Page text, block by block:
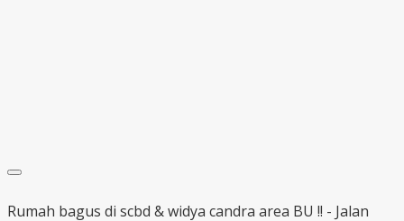
Rumah bagus di scbd & widya candra area BU !! - Jalan